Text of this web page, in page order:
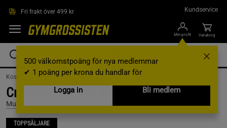
Fri frakt över 499 kr Kundservice
Min profil
500 välkomstpoäng för nya medlemmar
✔ 1 poäng per krona du handlar för
Logga in
Bli medlem
Varukorg
Kosttillskott /Kreatin /Kreatinblandning
CreaKong Kreatin 300 g
Mutant
TOPPSÄLJARE